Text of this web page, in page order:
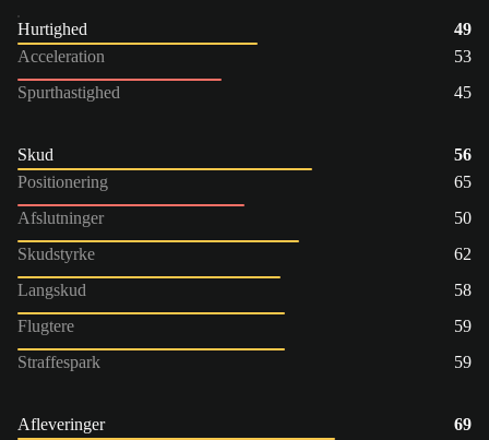
Hurtighed
49
Acceleration
53
Spurthastighed
45
Skud
56
Positionering
65
Afslutninger
50
Skudstyrke
62
Langskud
58
Flugtere
59
Straffespark
59
Afleveringer
69